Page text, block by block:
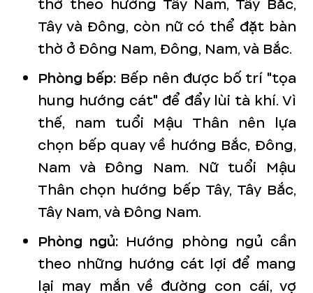
thờ theo hướng Tây Nam, Tây Bắc,
Tây và Đông, còn nữ có thể đặt bàn
thờ ở Đông Nam, Đông, Nam, và Bắc.
Phòng bếp: Bếp nên được bố trí "tọa
hung hướng cát" để đẩy lùi tà khí. Vì
thế, nam tuổi Mậu Thân nên lựa
chọn bếp quay về hướng Bắc, Đông,
Nam và Đông Nam. Nữ tuổi Mậu
Thân chọn hướng bếp Tây, Tây Bắc,
Tây Nam, và Đông Nam.
Phòng ngủ: Hướng phòng ngủ cần
theo những hướng cát lợi để mang
lại may mắn về đường con cái, vợ